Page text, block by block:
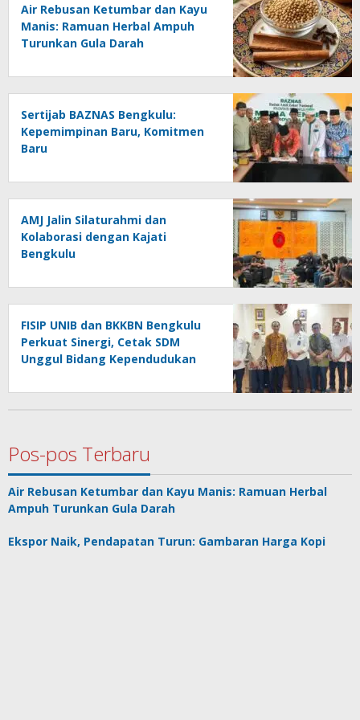
Air Rebusan Ketumbar dan Kayu
Manis: Ramuan Herbal Ampuh
Turunkan Gula Darah
Sertijab BAZNAS Bengkulu:
Kepemimpinan Baru, Komitmen
Baru
AMJ Jalin Silaturahmi dan
Kolaborasi dengan Kajati
Bengkulu
FISIP UNIB dan BKKBN Bengkulu
Perkuat Sinergi, Cetak SDM
Unggul Bidang Kependudukan
Pos-pos Terbaru
Air Rebusan Ketumbar dan Kayu Manis: Ramuan Herbal
Ampuh Turunkan Gula Darah
Ekspor Naik, Pendapatan Turun: Gambaran Harga Kopi